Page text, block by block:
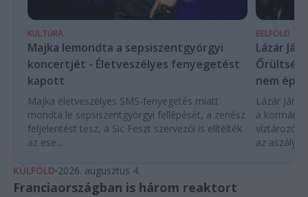
KULTÚRA
Majka lemondta a sepsiszentgyörgyi
koncertjét - Életveszélyes fenyegetést
kapott
Majka életveszélyes SMS-fenyegetés miatt
mondta le sepsiszentgyörgyi fellépését, a zenész
feljelentést tesz, a Sic Feszt szervezői is elítélték
az ese...
BELFÖLD
Lázár
Őrültség
nem
Lázár
a kormány
az
KÜLFÖLD 2026. augusztus 4.
Franciaországban is három reaktort